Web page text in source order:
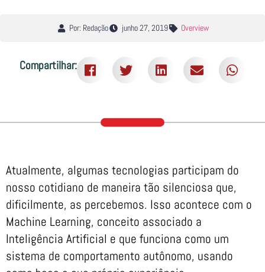
Por: Redação junho 27, 2019 Overview
Compartilhar:
Atualmente, algumas tecnologias participam do
nosso cotidiano de maneira tão silenciosa que,
dificilmente, as percebemos. Isso acontece com o
Machine Learning, conceito associado a
Inteligência Artificial e que funciona como um
sistema de comportamento autônomo, usando